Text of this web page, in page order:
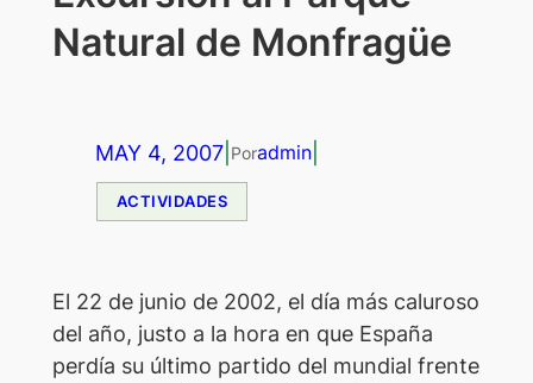
Natural de Monfragüe
MAY 4, 2007| Poradmin|
ACTIVIDADES
El 22 de junio de 2002, el día más caluroso
del año, justo a la hora en que España
perdía su último partido del mundial frente